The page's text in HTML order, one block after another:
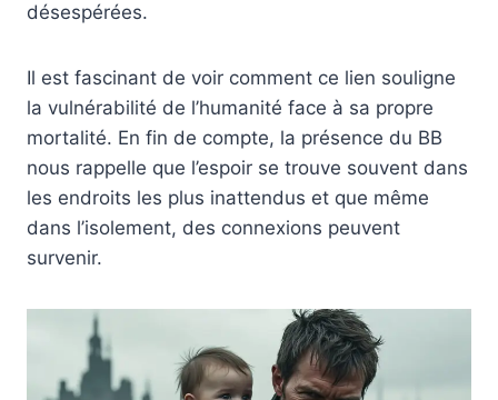
désespérées.
Il est fascinant de voir comment ce lien souligne
la vulnérabilité de l’humanité face à sa propre
mortalité. En fin de compte, la présence du BB
nous rappelle que l’espoir se trouve souvent dans
les endroits les plus inattendus et que même
dans l’isolement, des connexions peuvent
survenir.